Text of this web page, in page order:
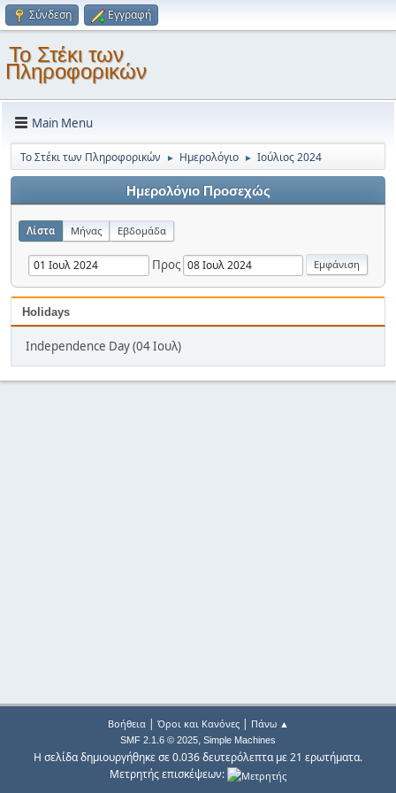
Σύνδεση Εγγραφή
Το Στέκι των
Πληροφορικών
Main Menu
Το Στέκι των Πληροφορικών ► Ημερολόγιο ► Ιούλιος 2024
Ημερολόγιο Προσεχώς
Λίστα Μήνας Εβδομάδα
Προς
Holidays
Independence Day (04 Ιουλ)
Βοήθεια| Όροι και Κανόνες| Πάνω ▲
SMF 2.1.6 © 2025, Simple Machines
Η σελίδα δημιουργήθηκε σε 0.036 δευτερόλεπτα με 21 ερωτήματα.
Μετρητής επισκέψεων: